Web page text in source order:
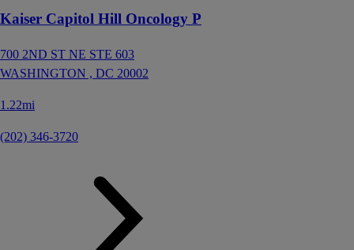
Kaiser Capitol Hill Oncology P
700 2ND ST NE STE 603
WASHINGTON , DC 20002
1.22mi
(202) 346-3720